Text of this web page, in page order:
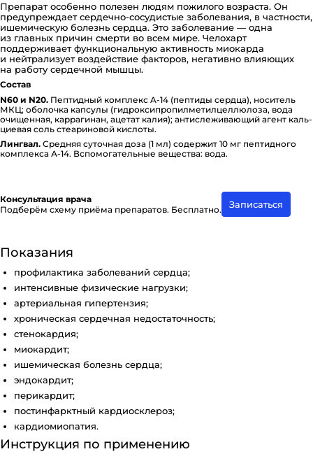
Препарат особенно полезен людям пожилого возраста. Он
предупреждает сердечно-сосудистые заболевания, в частности,
ишемическую болезнь сердца. Это заболевание — одна
из главных причин смерти во всем мире. Челохарт
поддерживает функциональную активность миокарда
и нейтрализует воздействие факторов, негативно влияющих
на работу сердечной мышцы.
Состав
N60 и N20. Пептидный комплекс A-14 (пептиды сердца), носитель
МКЦ; оболочка капсулы (ги­д­ро­к­си­п­ро­пи­л­ме­ти­л­це­л­лю­ло­за, вода
очищенная, ка­р­ра­ги­нан, ацетат калия); ан­ти­с­ле­жи­ва­ю­щий агент каль­
ци­е­вая соль сте­а­ри­но­вой кислоты.
Лингвал. Средняя суточная доза (1 мл) содержит 10 мг пе­п­ти­д­но­го
комплекса А-14. Вспо­мо­га­тель­ные вещества: вода.
Консультация врача
Подберём схему приёма препаратов. Бесплатно.
Записаться
Показания
профилактика заболеваний сердца;
интенсивные физические нагрузки;
артериальная гипертензия;
хроническая сердечная недостаточность;
стенокардия;
миокардит;
ишемическая болезнь сердца;
эндокардит;
перикардит;
постинфарктный кардиосклероз;
кардиомиопатия.
Инструкция по применению